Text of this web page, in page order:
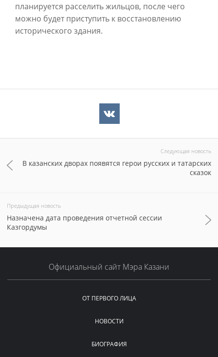
планируется расселить жильцов, после чего
можно будет приступить к восстановлению
исторического здания.
Следующая новость
В казанских дворах появятся герои русских и татарских
сказок
Предыдущая новость
Назначена дата проведения отчетной сессии
Казгордумы
Официальный сайт Мэра Казани
ОТ ПЕРВОГО ЛИЦА
НОВОСТИ
БИОГРАФИЯ